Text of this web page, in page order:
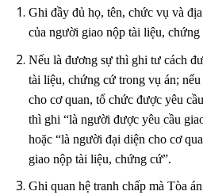
Ghi đầy đủ họ, tên, chức vụ và
của người giao nộp tài liệu, chứng
Nếu là đương sự thì ghi tư cách
tài liệu, chứng cứ trong vụ án;
cho cơ quan, tổ chức được yêu
thì ghi “là người được yêu cầu
hoặc “là người đại diện cho cơ
giao nộp tài liệu, chứng cứ”.
Ghi quan hệ tranh chấp mà Tòa